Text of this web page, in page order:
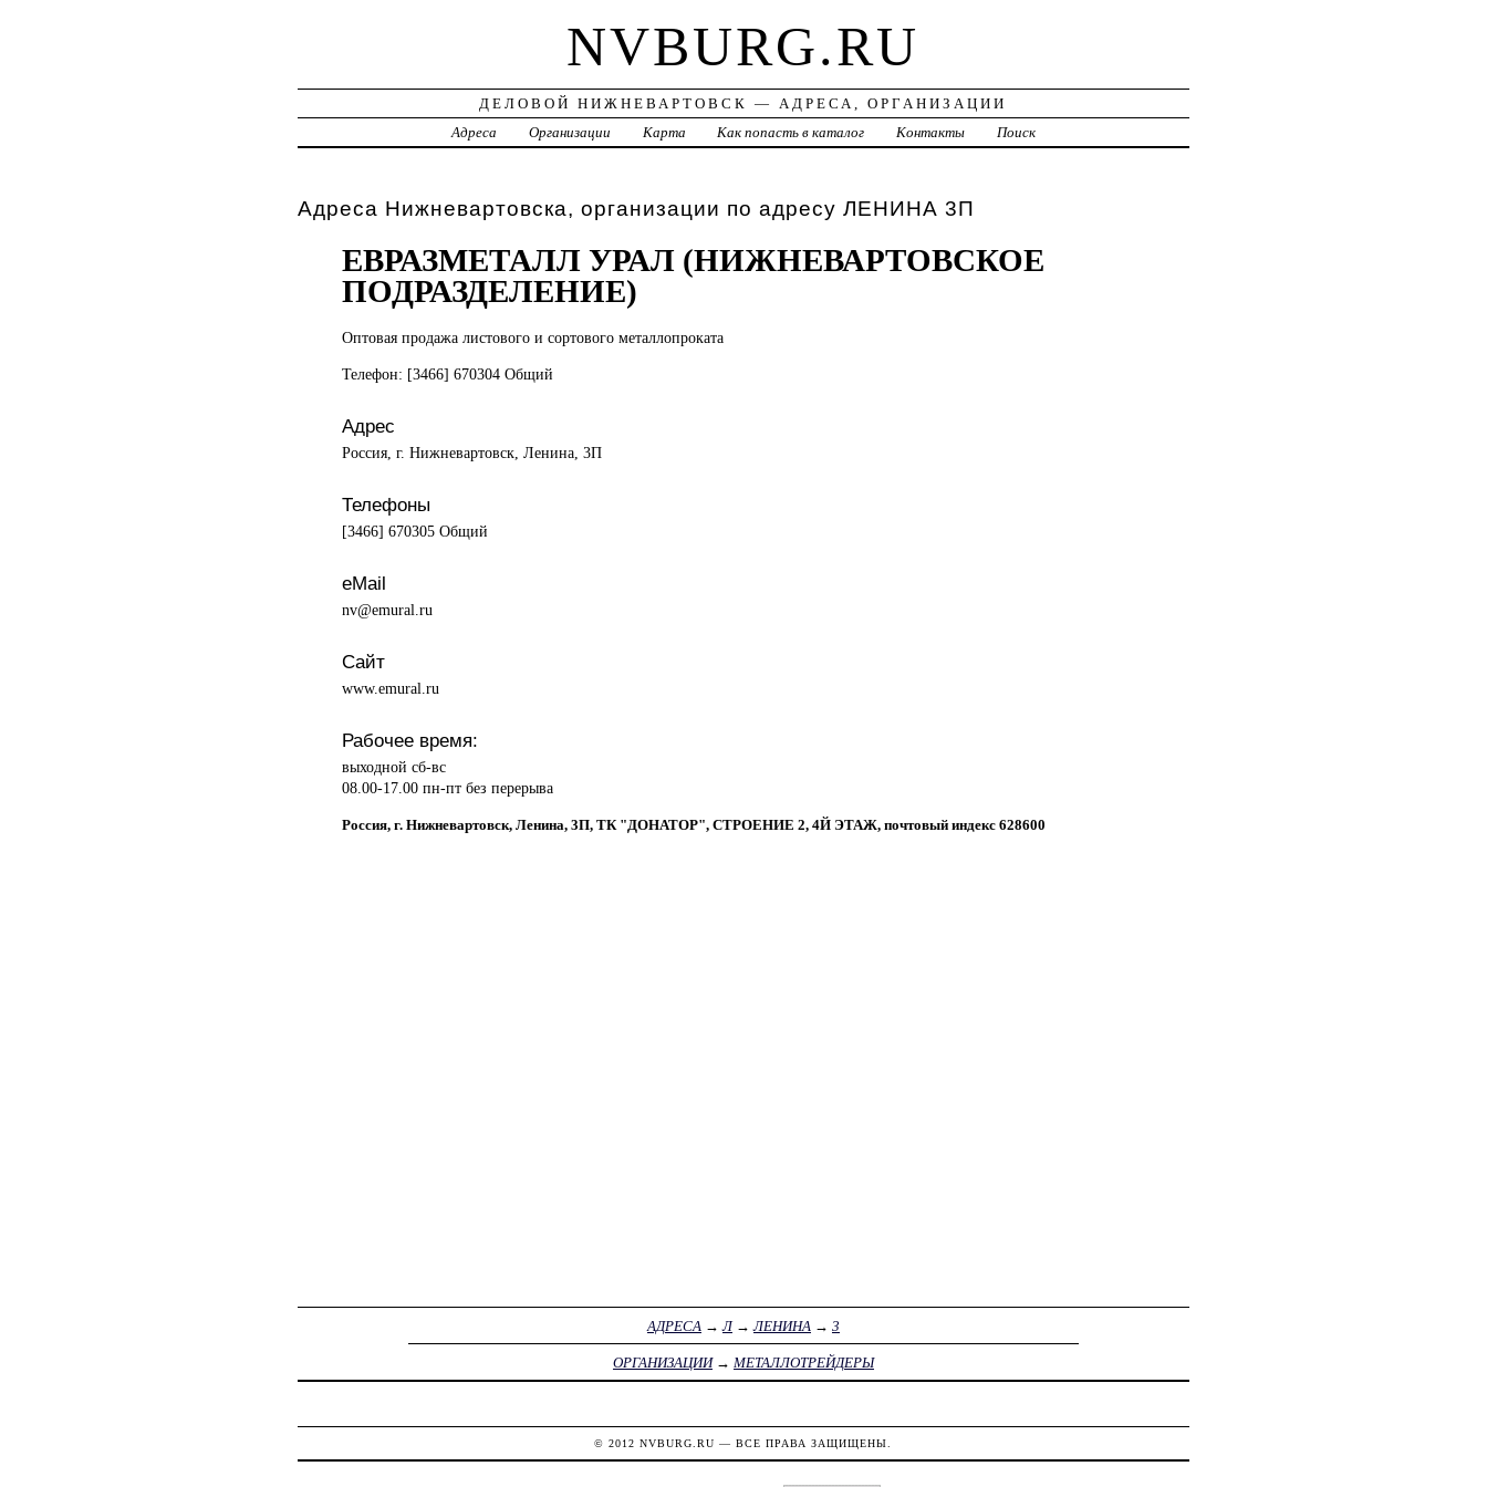
NVBURG.RU
ДЕЛОВОЙ НИЖНЕВАРТОВСК — АДРЕСА, ОРГАНИЗАЦИИ
Адреса
Организации Карта Как попасть в каталог Контакты Поиск
Адреса Нижневартовска, организации по адресу ЛЕНИНА 3П
ЕВРАЗМЕТАЛЛ УРАЛ (НИЖНЕВАРТОВСКОЕ
ПОДРАЗДЕЛЕНИЕ)
Оптовая продажа листового и сортового металлопроката
Телефон: [3466] 670304 Общий
Адрес
Россия, г. Нижневартовск, Ленина, 3П
Телефоны
[3466] 670305 Общий
eMail
nv@emural.ru
Сайт
www.emural.ru
Рабочее время:
выходной сб-вс
08.00-17.00 пн-пт без перерыва
Россия, г. Нижневартовск, Ленина, 3П, ТК "ДОНАТОР", СТРОЕНИЕ 2, 4Й ЭТАЖ, почтовый индекс 628600
АДРЕСА →Л→ЛЕНИНА → 3
ОРГАНИЗАЦИИ→ МЕТАЛЛОТРЕЙДЕРЫ
© 2012NVBURG.RU — ВСЕ ПРАВА ЗАЩИЩЕНЫ.